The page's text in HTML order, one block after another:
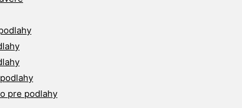
pre podlahy